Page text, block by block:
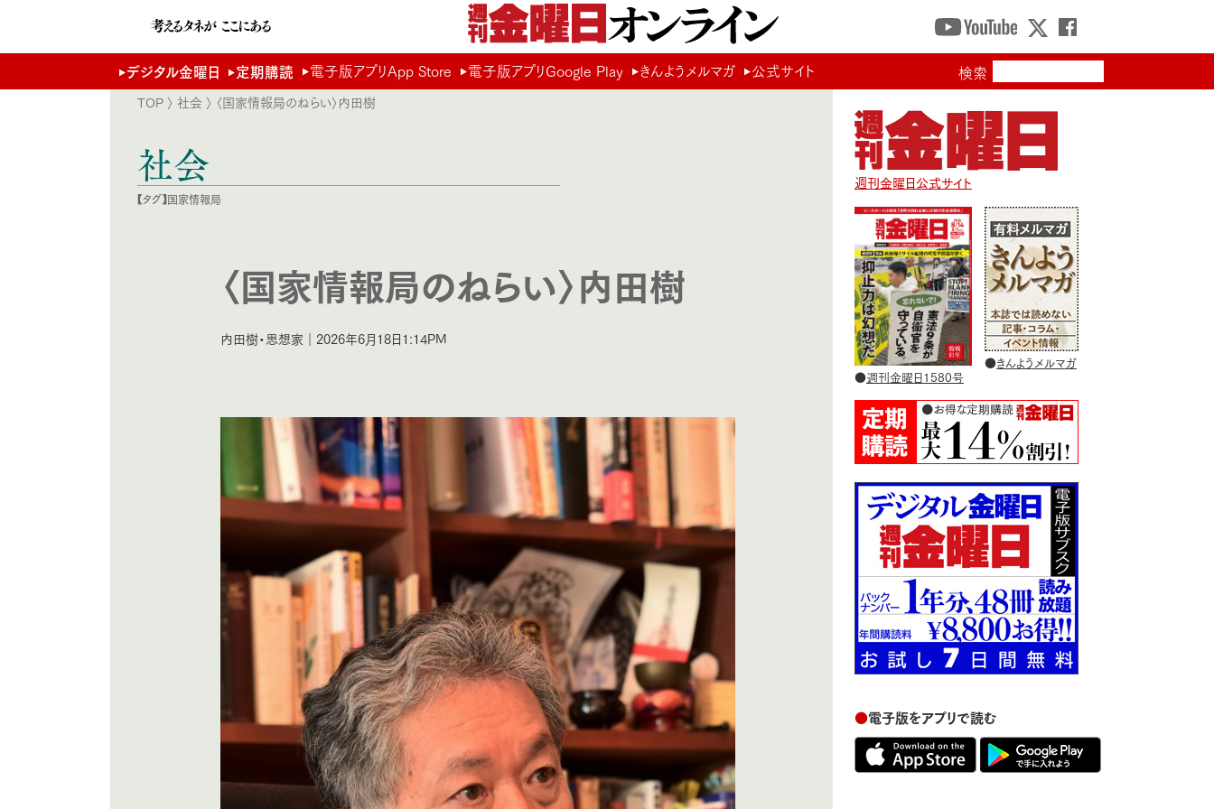
デジタル金曜日 定期購読 電子版アプリApp Store 電子版アプリGoogle Play きんようメルマガ 公式サイト 検索
TOP 〉 社会 〉 〈国家情報局のねらい〉内田樹
社会
【タグ】国家情報局
〈国家情報局のねらい〉内田樹
内田樹・思想家｜2026年6月18日1:14PM
週刊金曜日公式サイト
●週刊金曜日1580号
●きんようメルマガ
●電子版をアプリで読む